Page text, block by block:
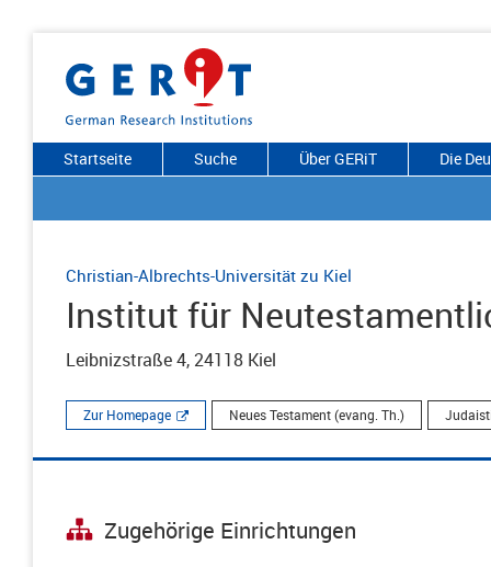
Startseite Suche Über GERiT Die
Christian-Albrechts-Universität zu Kiel
Institut für
Leibnizstraße 4, 24118 Kiel
Zur Homepage Neues Testament (evang. Th.)
Zugehörige Einrichtungen